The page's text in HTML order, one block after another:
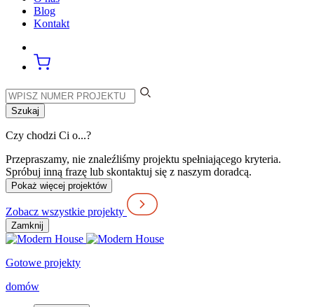
Blog
Kontakt
Szukaj
Czy chodzi Ci o...?
Przepraszamy, nie znaleźliśmy projektu spełniającego kryteria.
Spróbuj inną frazę lub skontaktuj się z naszym doradcą.
Pokaż więcej projektów
Zobacz wszystkie projekty
Zamknij
Gotowe projekty
domów